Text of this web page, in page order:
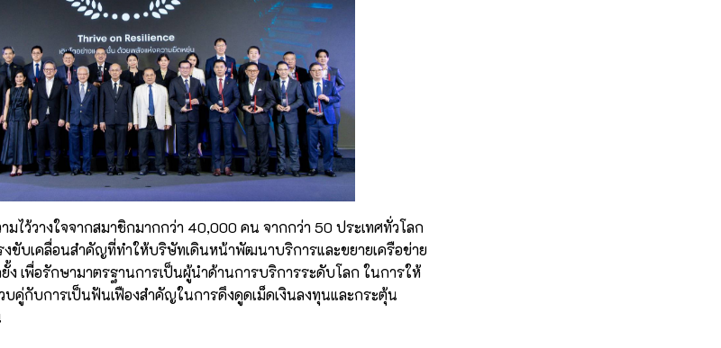
มไว้วางใจจากสมาชิกมากกว่า 40,000 คน จากกว่า 50 ประเทศทั่วโลก
งขับเคลื่อนสำคัญที่ทำให้บริษัทเดินหน้าพัฒนาบริการและขยายเครือข่าย
ง เพื่อรักษามาตรฐานการเป็นผู้นำด้านการบริการระดับโลก ในการให้
บคู่กับการเป็นฟันเฟืองสำคัญในการดึงดูดเม็ดเงินลงทุนและกระตุ้น